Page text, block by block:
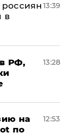
в
13:39
РФ,
13:28
на
по
12:53